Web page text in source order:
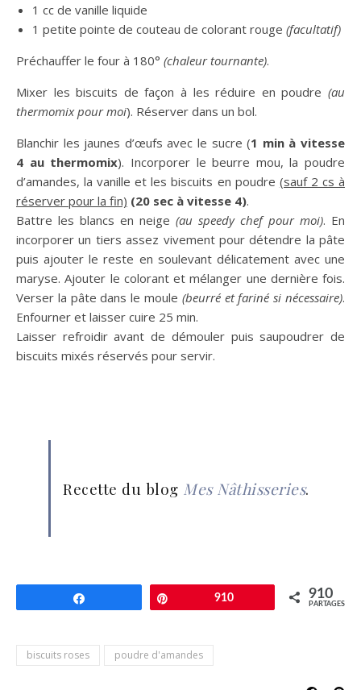
1 cc de vanille liquide
1 petite pointe de couteau de colorant rouge (facultatif)
Préchauffer le four à 180° (chaleur tournante).
Mixer les biscuits de façon à les réduire en poudre (au
thermomix pour moi). Réserver dans un bol.
Blanchir les jaunes d’œufs avec le sucre (1 min à vitesse
4 au thermomix). Incorporer le beurre mou, la poudre
d’amandes, la vanille et les biscuits en poudre (sauf 2 cs à
réserver pour la fin) (20 sec à vitesse 4).
Battre les blancs en neige (au speedy chef pour moi). En
incorporer un tiers assez vivement pour détendre la pâte
puis ajouter le reste en soulevant délicatement avec une
maryse. Ajouter le colorant et mélanger une dernière fois.
Verser la pâte dans le moule (beurré et fariné si nécessaire).
Enfourner et laisser cuire 25 min.
Laisser refroidir avant de démouler puis saupoudrer de
biscuits mixés réservés pour servir.
Recette du blog Mes Nâthisseries.
Épingle910 910
PARTAGES
biscuits roses poudre d'amandes